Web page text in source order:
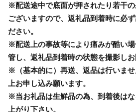
※配送途中で底面が押されたり若干
ございますので、返礼品到着時に必
ださい。
※配送上の事故等により痛みが酷い
管し、返礼品到着時の状態を撮影しお
※（基本的に）再送、返品は行いま
上お申し込み願います。
※当お礼品は生鮮品の為、到着後は
上がり下さい。